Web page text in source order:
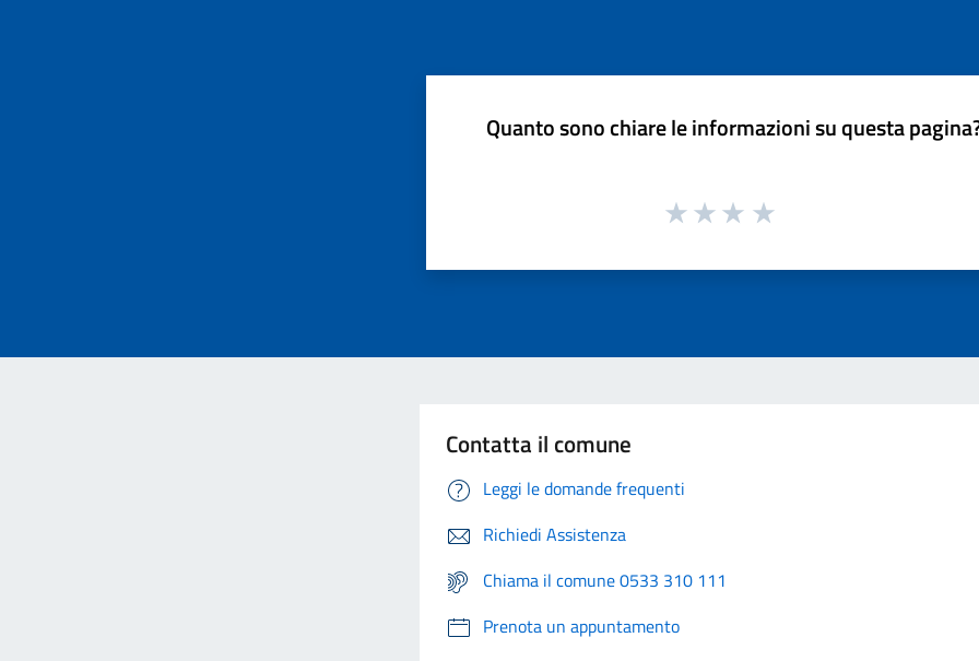
Quanto sono chiare le informazioni su questa
Contatta il comune
Leggi le domande frequenti
Richiedi Assistenza
Chiama il comune 0533 310 111
Prenota un appuntamento